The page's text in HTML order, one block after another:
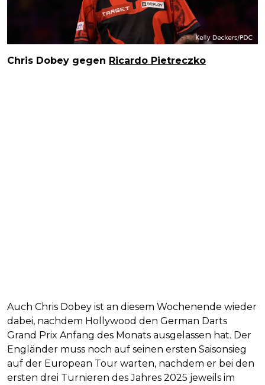
Chris Dobey gegen Ricardo Pietreczko
Auch Chris Dobey ist an diesem Wochenende wieder
dabei, nachdem Hollywood den German Darts
Grand Prix Anfang des Monats ausgelassen hat. Der
Engländer muss noch auf seinen ersten Saisonsieg
auf der European Tour warten, nachdem er bei den
ersten drei Turnieren des Jahres 2025 jeweils im